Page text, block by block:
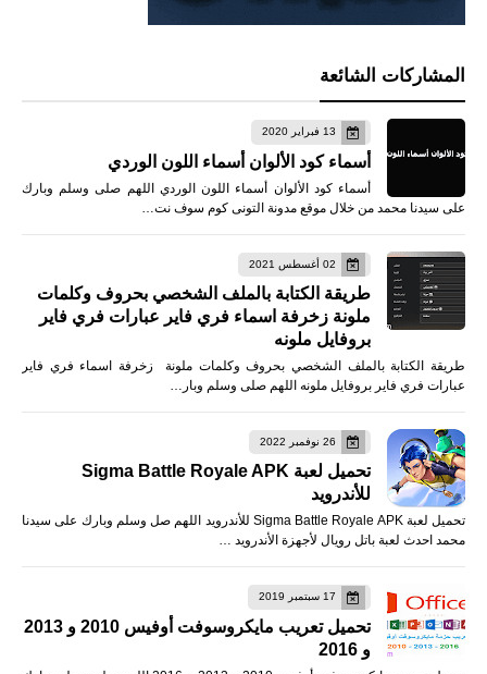
المشاركات الشائعة
13 فبراير 2020
أسماء كود الألوان أسماء اللون الوردي
أسماء كود الألوان أسماء اللون الوردي اللهم صلى وسلم وبارك
على سيدنا محمد من خلال موقع مدونة التونى كوم سوف نت…
02 أغسطس 2021
طريقة الكتابة بالملف الشخصي بحروف وكلمات
ملونة زخرفة اسماء فري فاير عبارات فري فاير
بروفايل ملونه
طريقة الكتابة بالملف الشخصي بحروف وكلمات ملونة زخرفة اسماء فري فاير
عبارات فري فاير بروفايل ملونه اللهم صلى وسلم وبار…
26 نوفمبر 2022
تحميل لعبة Sigma Battle Royale APK
للأندرويد
تحميل لعبة Sigma Battle Royale APK للأندرويد اللهم صل وسلم وبارك على سيدنا
محمد احدث لعبة باتل رويال لأجهزة الأندرويد …
17 سبتمبر 2019
تحميل تعريب مايكروسوفت أوفيس 2010 و 2013
و 2016